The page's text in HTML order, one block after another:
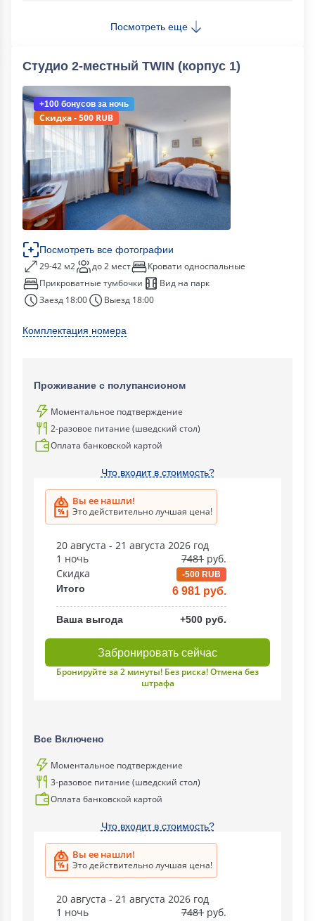
Посмотреть еще
Студио 2-местный TWIN (корпус 1)
+100 бонусов за ночь
Скидка - 500 RUB
Посмотреть все фотографии
29-42 м2 до 2 мест
Кровати односпальные
Прикроватные тумбочки
Вид на парк
Заезд 18:00
Выезд 18:00
Комплектация номера
Проживание с полупансионом
Моментальное подтверждение
2-разовое питание (шведский стол)
Оплата банковской картой
Что входит в стоимость?
Вы ее нашли!
Это действительно лучшая цена!
20 августа - 21 августа 2026 год
1 ночь
7481 руб.
Скидка
-500 RUB
Итого 6 981 руб.
Ваша выгода +500 руб.
Забронировать сейчас
Бронируйте за 2 минуты! Без риска! Отмена без
штрафа
Все Включено
Моментальное подтверждение
3-разовое питание (шведский стол)
Оплата банковской картой
Что входит в стоимость?
Вы ее нашли!
Это действительно лучшая цена!
20 августа - 21 августа 2026 год
1 ночь
7481 руб.